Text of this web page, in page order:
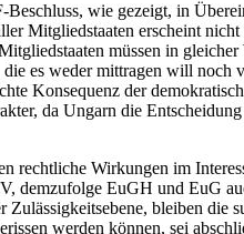
wie gezeigt, in
Mitgliedstaaten erscheint
müssen in gleicher
es weder mittragen will noch
Konsequenz der
da Ungarn die Entscheidung
rechtliche Wirkungen im
demzufolge EuGH und EuG
bleiben die
werden können, sei